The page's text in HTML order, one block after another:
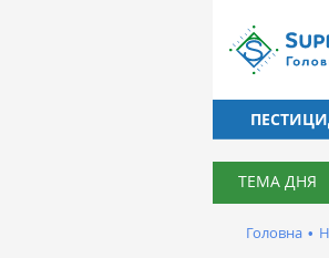
ТЕМА ДНЯ
Головна •